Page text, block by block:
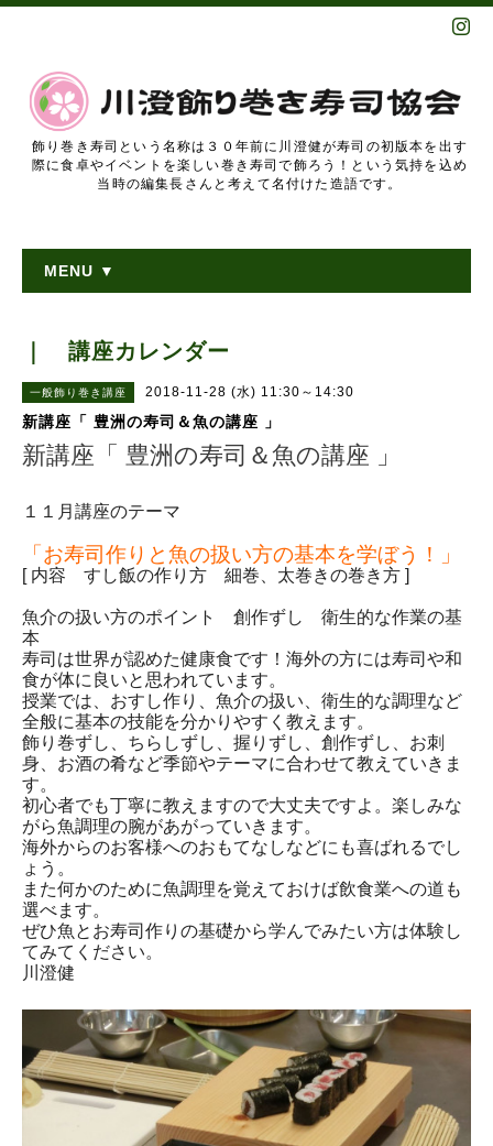
飾り巻き寿司という名称は３０年前に川澄健が寿司の初版本を出す
際に食卓やイベントを楽しい巻き寿司で飾ろう！という気持を込め
当時の編集長さんと考えて名付けた造語です。
MENU ▼
｜ 講座カレンダー
一般飾り巻き講座 2018-11-28 (水) 11:30～14:30
新講座「 豊洲の寿司＆魚の講座 」
新講座「 豊洲の寿司＆魚の講座 」
１１月講座のテーマ
「お寿司作りと魚の扱い方の基本を学ぼう！」
[ 内容 すし飯の作り方 細巻、太巻きの巻き方 ]
魚介の扱い方のポイント 創作ずし 衛生的な作業の基
本
寿司は世界が認めた健康食です！ 海外の方には寿司や和
食が体に良いと思われています。
授業では、おすし作り、魚介の扱い、 衛生的な調理など
全般に基本の技能を分かりやすく教えます。
飾り巻ずし、ちらしずし、握りずし、創作ずし、お刺
身、 お酒の肴など季節やテーマに合わせて教えていきま
す。
初心者でも丁寧に教えますので大丈夫ですよ。 楽しみな
がら魚調理の腕があがっていきます。
海外からのお客様へのおもてなしなどにも喜ばれるでし
ょう。
また何かのために魚調理を覚えておけば飲食業への道も
選べます。
ぜひ魚とお寿司作りの基礎から学んでみたい方は体験し
てみてください。
川澄健